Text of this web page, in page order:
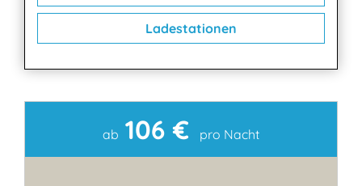
Ladestationen
Kontakt
ab 106 € pro Nacht